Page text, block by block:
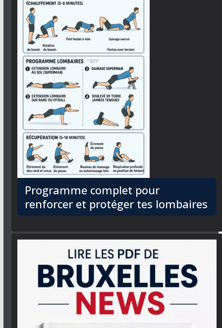
Programme complet pour
renforcer et protéger tes lombaires